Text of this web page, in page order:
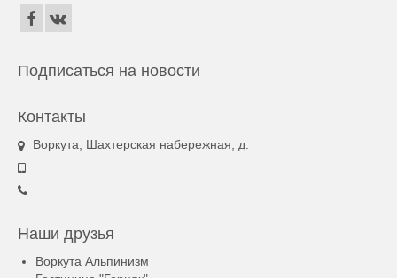
Подписаться на новости
Контакты
Воркута, Шахтерская набережная, д.
Наши друзья
Воркута Альпинизм